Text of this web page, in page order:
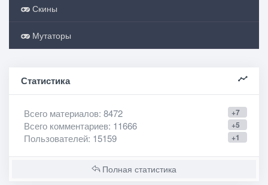
Скины
Мутаторы
Статистика
+7
Всего материалов: 8472
+5
Всего комментариев: 11666
+1
Пользователей: 15159
Полная статистика